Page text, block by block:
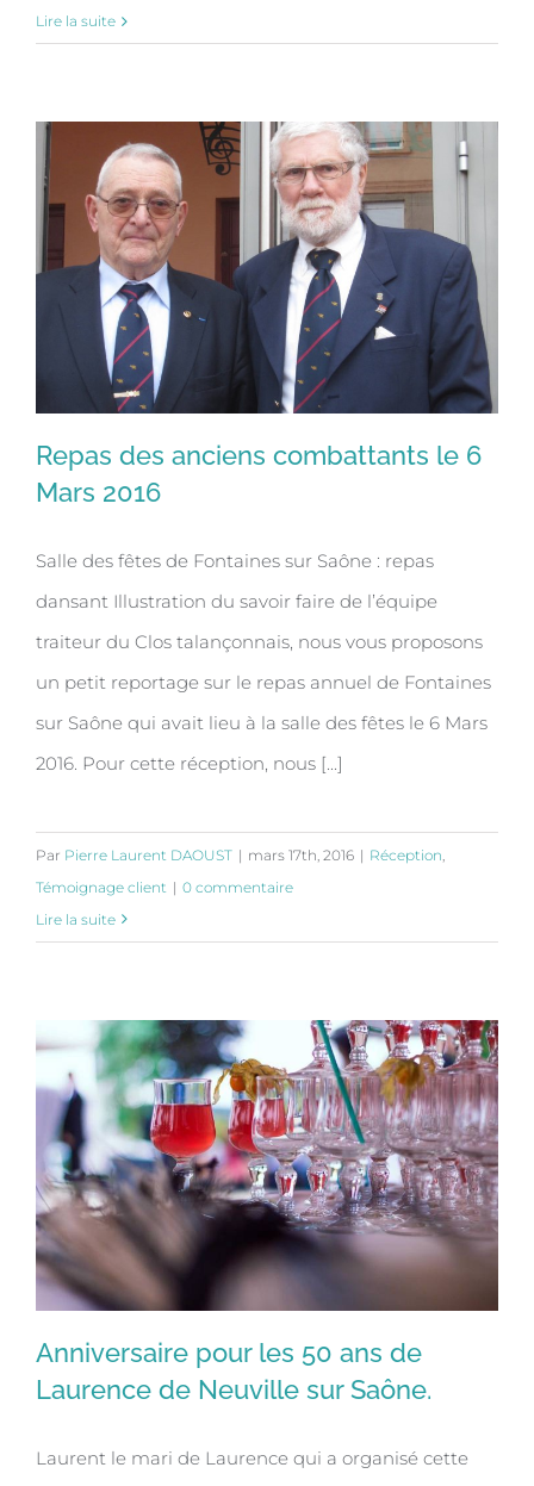
Lire la suite
Repas des anciens combattants le 6
Mars 2016
Repas des anciens combattants le 6
Mars 2016
Salle des fêtes de Fontaines sur Saône : repas
dansant Illustration du savoir faire de l’équipe
traiteur du Clos talançonnais, nous vous proposons
un petit reportage sur le repas annuel de Fontaines
sur Saône qui avait lieu à la salle des fêtes le 6 Mars
2016. Pour cette réception, nous [...]
Par Pierre Laurent DAOUST | mars 17th, 2016 | Réception
Témoignage client | 0 commentaire
Lire la suite
Anniversaire pour les 50 ans de
Anniversaire pour les 50 ans de
Laurence de Neuville sur Saône.
Laurent le mari de Laurence qui a organisé cette